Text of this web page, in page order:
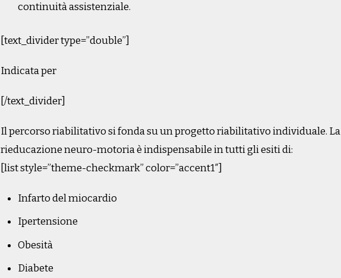
continuità assistenziale.
[text_divider type=”double”]
Indicata per
[/text_divider]
Il percorso riabilitativo si fonda su un progetto riabilitativo individuale. La
rieducazione neuro-motoria è indispensabile in tutti gli esiti di:
[list style=”theme-checkmark” color=”accent1″]
Infarto del miocardio
Ipertensione
Obesità
Diabete